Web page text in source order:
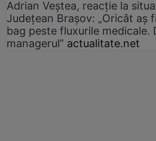
Adrian Veștea, reacție la
Județean Brașov: „Oricât aș
bag peste fluxurile medicale.
managerul” actualitate.net